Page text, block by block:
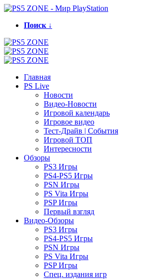
Поиск ↓
Главная
PS Live
Новости
Видео-Новости
Игровой календарь
Игровое видео
Тест-Драйв | События
Игровой ТОП
Интересности
Обзоры
PS3 Игры
PS4-PS5 Игры
PSN Игры
PS Vita Игры
PSP Игры
Первый взгляд
Видео-Обзоры
PS3 Игры
PS4-PS5 Игры
PSN Игры
PS Vita Игры
PSP Игры
Спец. издания игр